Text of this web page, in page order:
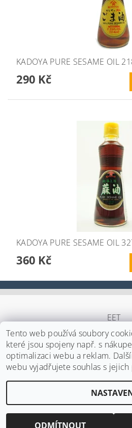
KADOYA PURE SESAME OIL
290 Kč
KADOYA PURE SESAME OIL
360 Kč
EET
2026 ©Japa Foods s.r.o. , všechna práva
Vytvořil
Tento web používá soubory
které jsou spojeny např. s
optimalizaci webu a reklam.
webu vyjadřujete souhlas s jejich
ODMÍTNOUT